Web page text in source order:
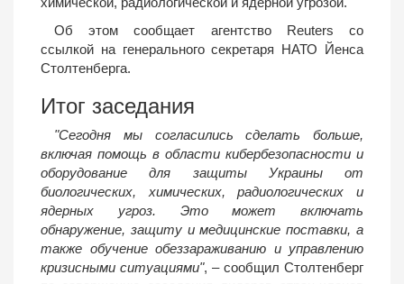
Об этом сообщает агентство Reuters со
ссылкой на генерального секретаря НАТО Йенса
Столтенберга.
Итог заседания
"Сегодня мы согласились сделать больше,
включая помощь в области кибербезопасности и
оборудование для защиты Украины от
биологических, химических, радиологических и
ядерных угроз. Это может включать
обнаружение, защиту и медицинские поставки, а
также обучение обеззараживанию и управлению
кризисными ситуациями", – сообщил Столтенберг